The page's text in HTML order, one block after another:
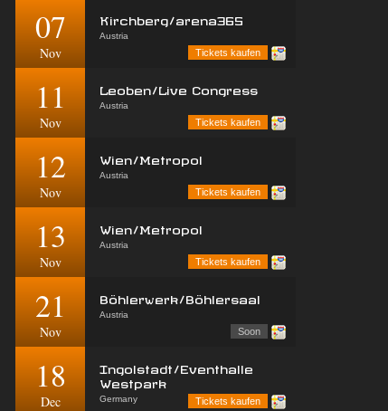
07
Nov
Kirchberg/arena365
Austria
Tickets kaufen
11
Nov
Leoben/Live Congress
Austria
Tickets kaufen
12
Nov
Wien/Metropol
Austria
Tickets kaufen
13
Nov
Wien/Metropol
Austria
Tickets kaufen
21
Nov
Böhlerwerk/Böhlersaal
Austria
Soon
18
Dec
Ingolstadt/Eventhalle
Westpark
Germany
Tickets kaufen